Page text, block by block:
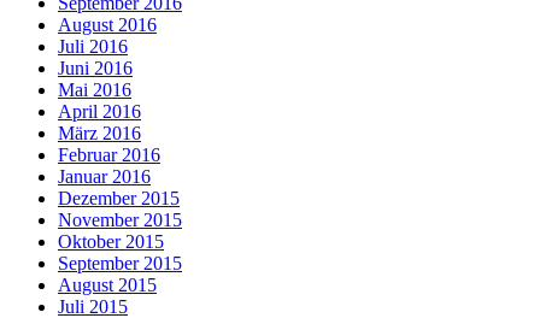
August 2016
Juli 2016
Juni 2016
Mai 2016
April 2016
März 2016
Februar 2016
Januar 2016
Dezember 2015
November 2015
Oktober 2015
September 2015
August 2015
Juli 2015